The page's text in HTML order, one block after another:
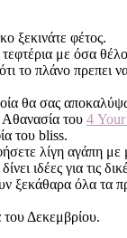
ξεκινάτε φέτος.
με όσα
πλάνο πρεπει
θα σας
του 4
του bliss.
λίγη αγάπη
ιδέες για τις
ξεκάθαρα όλα
Δεκεμβρίου.